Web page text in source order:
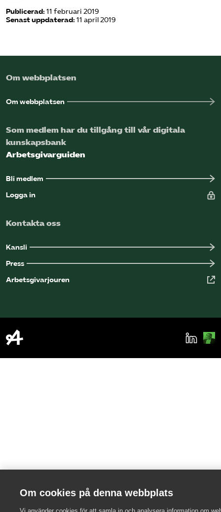
Publicerad: 11 februari 2019
Senast uppdaterad: 11 april 2019
Om webbplatsen
Om webbplatsen
Som medlem har du tillgång till vår digitala
kunskapsbank
Arbetsgivarguiden
Bli medlem
Logga in
Kontakta oss
Kansli
Press
Arbetsgivarjouren
Om cookies på denna webbplats